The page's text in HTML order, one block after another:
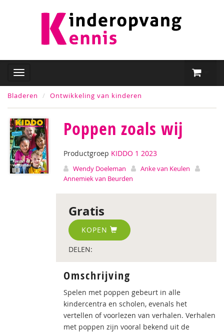
Bladeren Ontwikkeling van kinderen
Poppen zoals wij
Productgroep KIDDO 1 2023
Wendy Doeleman
Anke van Keulen
Annemiek van Beurden
Gratis
KOPEN
DELEN:
Omschrijving
Spelen met poppen gebeurt in alle
kindercentra en scholen, evenals het
vertellen of voorlezen van verhalen. Verhalen
met poppen zijn vooral bekend uit de